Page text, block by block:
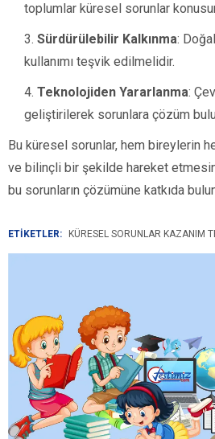
toplumlar küresel sorunlar
Sürdürülebilir Kalkınma:
kullanımı teşvik edilmelidir.
Teknolojiden Yararlanma:
geliştirilerek sorunlara çözüm
Bu küresel sorunlar, hem bireylerin
ve bilinçli bir şekilde hareket
bu sorunların çözümüne katkıda
ETİKETLER: KÜRESEL SORUNLAR KAZANIM